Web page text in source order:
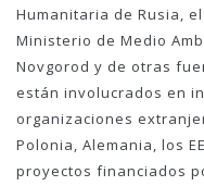
Humanitaria de Rusia,
Ministerio de Medio
Novgorod y de otras
están involucrados en
organizaciones
Polonia, Alemania, los
proyectos financiados